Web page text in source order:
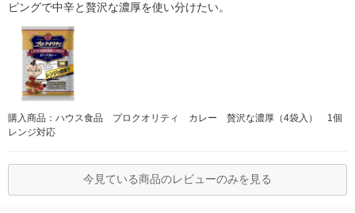
ピングで中辛と贅沢な濃厚を使い分けたい。
購入商品：ハウス食品 プロクオリティ カレー 贅沢な濃厚（4袋入） 1個
レンジ対応
今見ている商品のレビューのみを見る